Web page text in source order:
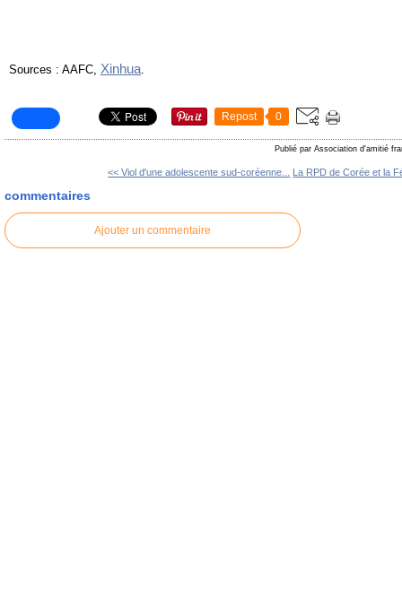
Sources : AAFC, Xinhua.
Repost 0
Publié par Association d'amitié
<< Viol d'une adolescente sud-coréenne... La RPD de Corée et la
commentaires
Ajouter un commentaire